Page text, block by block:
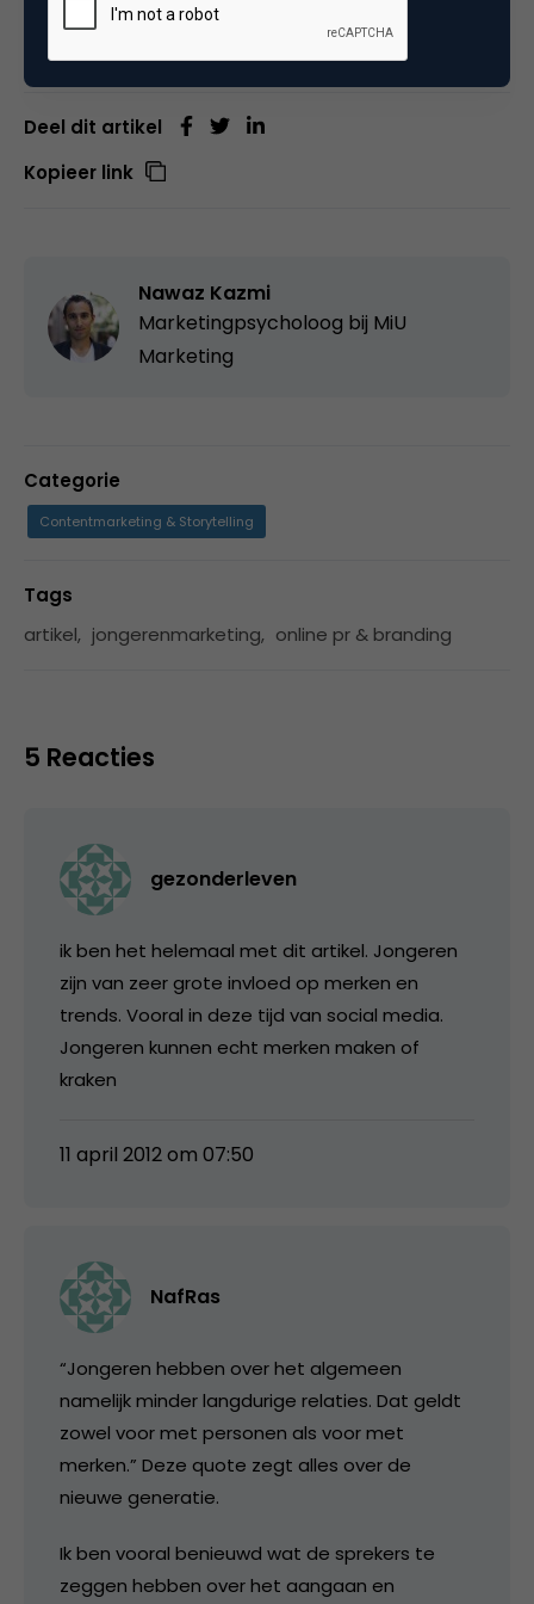
Deel dit artikel
Kopieer link
Nawaz Kazmi
Marketingpsycholoog bij MiU
Marketing
Categorie
Contentmarketing & Storytelling
Tags
artikel, jongerenmarketing, online pr & branding
5 Reacties
gezonderleven
ik ben het helemaal met dit artikel. Jongeren
zijn van zeer grote invloed op merken en
trends. Vooral in deze tijd van social media.
Jongeren kunnen echt merken maken of
kraken
11 april 2012 om 07:50
NafRas
“Jongeren hebben over het algemeen
namelijk minder langdurige relaties. Dat geldt
zowel voor met personen als voor met
merken.” Deze quote zegt alles over de
nieuwe generatie.
Ik ben vooral benieuwd wat de sprekers te
zeggen hebben over het aangaan en